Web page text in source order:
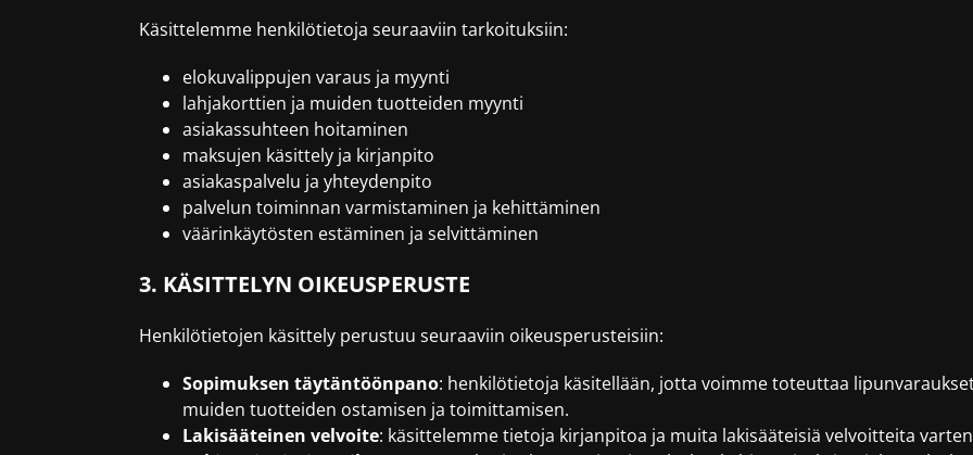
Käsittelemme henkilötietoja seuraaviin tarkoituksiin:
elokuvalippujen varaus ja myynti
lahjakorttien ja muiden tuotteiden myynti
asiakassuhteen hoitaminen
maksujen käsittely ja kirjanpito
asiakaspalvelu ja yhteydenpito
palvelun toiminnan varmistaminen ja kehittäminen
väärinkäytösten estäminen ja selvittäminen
3. KÄSITTELYN OIKEUSPERUSTE
Henkilötietojen käsittely perustuu seuraaviin oikeusperusteisiin:
Sopimuksen täytäntöönpano: henkilötietoja käsitellään, jotta voimme toteuttaa
muiden tuotteiden ostamisen ja toimittamisen.
Lakisääteinen velvoite: käsittelemme tietoja kirjanpitoa ja muita lakisääteisiä velvoitteita